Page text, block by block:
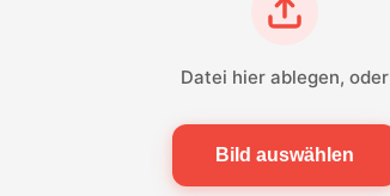
Datei hier ablegen, oder
Bild auswählen